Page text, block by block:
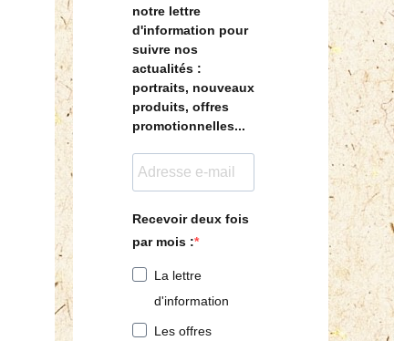
notre lettre
d'information pour
suivre nos
actualités :
portraits, nouveaux
produits, offres
promotionnelles...
Recevoir deux fois
par mois :
La lettre
d'information
Les offres